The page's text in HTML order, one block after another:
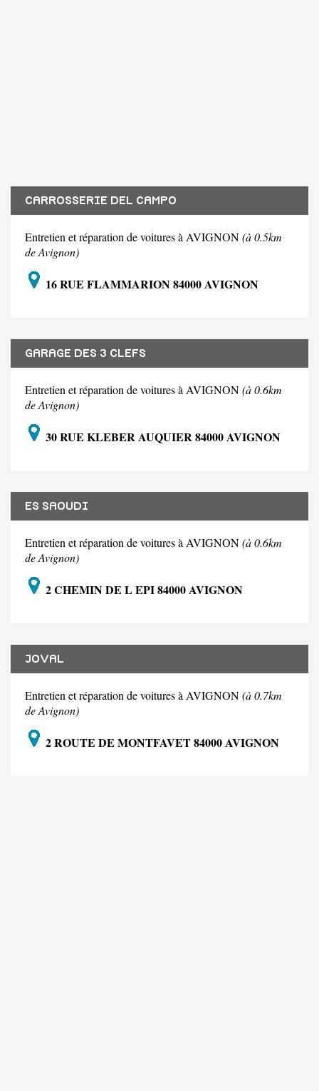
CARROSSERIE DEL CAMPO
Entretien et réparation de voitures à AVIGNON(à 0.5km
de Avignon)
16 RUE FLAMMARION 84000 AVIGNON
GARAGE DES 3 CLEFS
Entretien et réparation de voitures à AVIGNON(à 0.6km
de Avignon)
30 RUE KLEBER AUQUIER 84000 AVIGNON
ES SAOUDI
Entretien et réparation de voitures à AVIGNON(à 0.6km
de Avignon)
2 CHEMIN DE L EPI 84000 AVIGNON
JOVAL
Entretien et réparation de voitures à AVIGNON(à 0.7km
de Avignon)
2 ROUTE DE MONTFAVET 84000 AVIGNON